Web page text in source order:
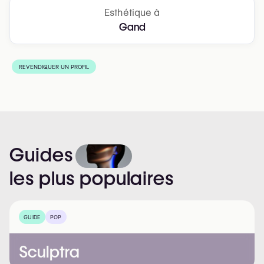
Esthétique à
Gand
REVENDIQUER UN PROFIL
Guides
les plus populaires
GUIDE POP
Sculptra